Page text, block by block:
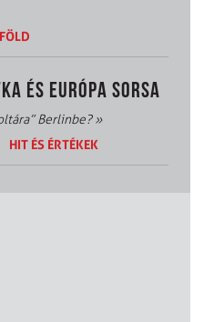
ÉS EURÓPA SORSA
Berlinbe?»
HIT ÉS ÉRTÉKEK